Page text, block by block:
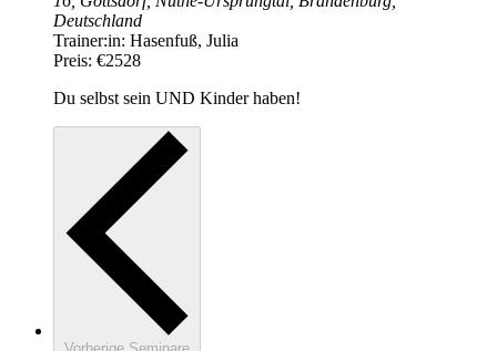
Deutschland
Trainer:in: Hasenfuß, Julia
Preis: €2528
Du selbst sein UND Kinder haben!